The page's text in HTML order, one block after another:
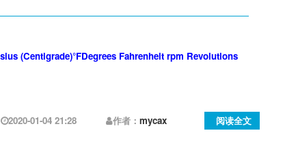
(Centigrade)°FDegrees Fahrenheit rpm Revolutions
2020-01-04 21:28 作者： mycax 阅读全文